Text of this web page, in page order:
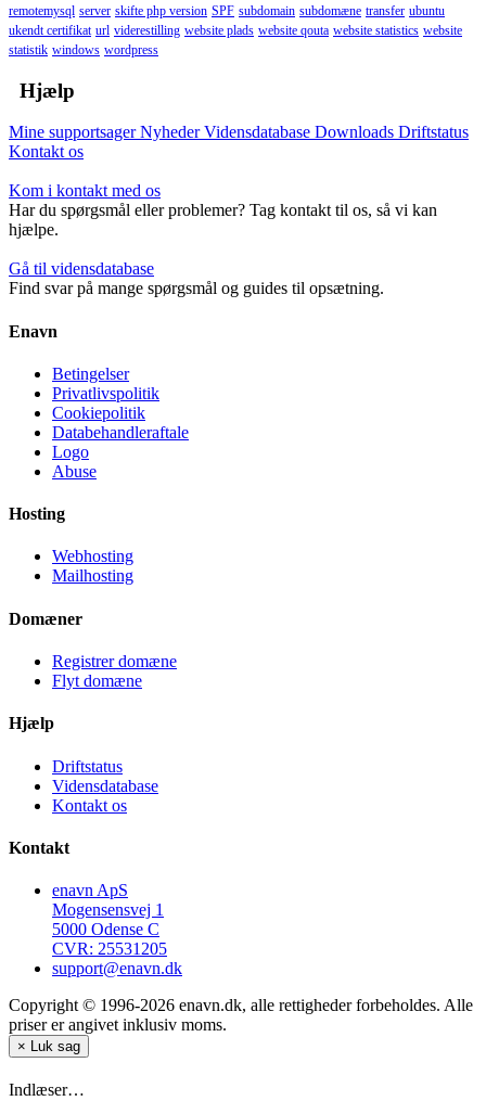
remotemysql server skifte php version SPF subdomain subdomæne transfer ubuntu
ukendt certifikat url viderestilling website plads website qouta website statistics website
statistik windows wordpress
Hjælp
Mine supportsagerNyhederVidensdatabase Downloads Driftstatus
Kontakt os
Kom i kontakt med os
Har du spørgsmål eller problemer? Tag kontakt til os, så vi kan
hjælpe.
Gå til vidensdatabase
Find svar på mange spørgsmål og guides til opsætning.
Enavn
Betingelser
Privatlivspolitik
Cookiepolitik
Databehandleraftale
Logo
Abuse
Hosting
Webhosting
Mailhosting
Domæner
Registrer domæne
Flyt domæne
Hjælp
Driftstatus
Vidensdatabase
Kontakt os
Kontakt
enavn ApS
Mogensensvej 1
5000 Odense C
CVR: 25531205
support@enavn.dk
Copyright © 1996-2026 enavn.dk, alle rettigheder forbeholdes. Alle
priser er angivet inklusiv moms.
× Luk sag
Indlæser…